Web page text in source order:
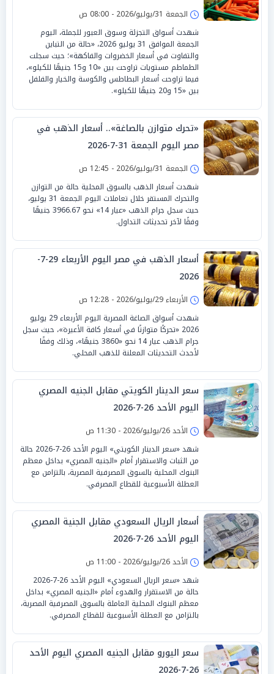
الجمعة 31/يوليو/2026 - 08:00 ص
شهدت أسواق التجزئة وسوق العبور للجملة، اليوم
الجمعة الموافق 31 يوليو 2026، «حالة من التباين
والتفاوت في أسعار الخضروات والفاكهة»؛ حيث سجلت
الطماطم مستويات تراوحت بين «10 و15 جنيهًا للكيلو»،
فيما تراوحت أسعار البطاطس والكوسة والخيار والفلفل
بين «15 و20 جنيهًا للكيلو».
«تحرك متوازن بالصاغة».. أسعار الذهب في
مصر اليوم الجمعة 31-7-2026
الجمعة 31/يوليو/2026 - 12:45 ص
شهدت أسعار الذهب بالسوق المحلية حالة من التوازن
والتحرك المستقر خلال تعاملات اليوم الجمعة 31 يوليو،
حيث سجل جرام الذهب «عيار 14» نحو 3966.67 جنيهًا
وفقًا لآخر تحديثات التداول.
أسعار الذهب في مصر اليوم الأربعاء 29-7-
2026
الأربعاء 29/يوليو/2026 - 12:28 ص
شهدت أسواق الصاغة المصرية اليوم الأربعاء 29 يوليو
2026 «تحركًا متوازنًا في أسعار كافة الأعيرة»، حيث سجل
جرام الذهب عيار 14 نحو «3860 جنيهًا»، وذلك وفقًا
لأحدث التحديثات المعلنة للذهب المحلي.
سعر الدينار الكويتي مقابل الجنيه المصري
اليوم الأحد 26-7-2026
الأحد 26/يوليو/2026 - 11:30 ص
شهد «سعر الدينار الكويتي» اليوم الأحد 26-7-2026 حالة
من الثبات والاستقرار أمام «الجنيه المصري» بداخل معظم
البنوك المحلية بالسوق المصرفية المصرية، بالتزامن مع
العطلة الأسبوعية للقطاع المصرفي.
أسعار الريال السعودي مقابل الجنية المصري
اليوم الأحد 26-7-2026
الأحد 26/يوليو/2026 - 11:00 ص
شهد «سعر الريال السعودي» اليوم الأحد 26-7-2026
حالة من الاستقرار والهدوء أمام «الجنيه المصري» بداخل
معظم البنوك المحلية العاملة بالسوق المصرفية المصرية،
بالتزامن مع العطلة الأسبوعية للقطاع المصرفي.
سعر اليورو مقابل الجنيه المصري اليوم الأحد
26-7-2026